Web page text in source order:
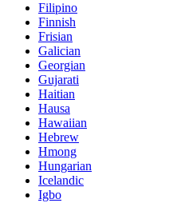
Filipino
Finnish
Frisian
Galician
Georgian
Gujarati
Haitian
Hausa
Hawaiian
Hebrew
Hmong
Hungarian
Icelandic
Igbo